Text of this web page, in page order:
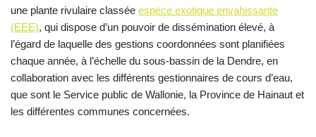
une plante rivulaire classée espèce exotique envahissante
(EEE), qui dispose d’un pouvoir de dissémination élevé, à
l’égard de laquelle des gestions coordonnées sont planifiées
chaque année, à l’échelle du sous-bassin de la Dendre, en
collaboration avec les différents gestionnaires de cours d’eau,
que sont le Service public de Wallonie, la Province de Hainaut et
les différentes communes concernées.